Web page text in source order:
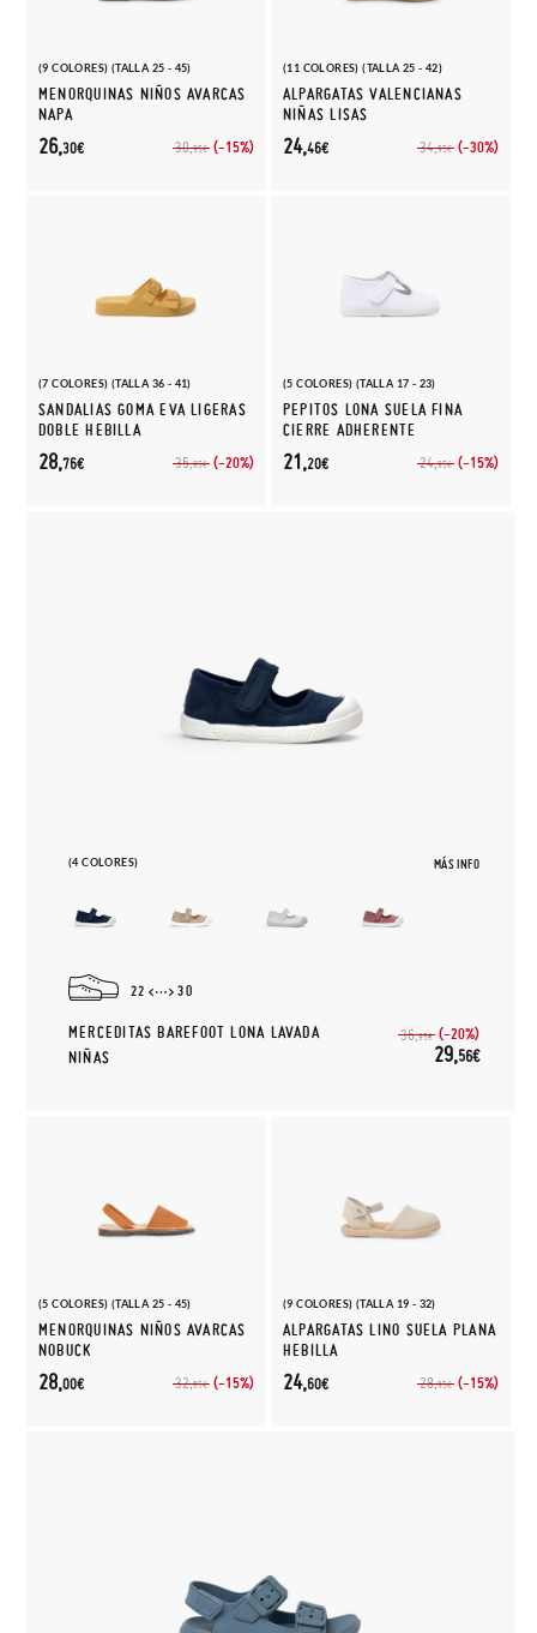
(9 COLORES) (TALLA 25 - 45)
MENORQUINAS NIÑOS AVARCAS
NAPA
30,95€ (-15%)
26,30€
(11 COLORES) (TALLA 25 - 42)
ALPARGATAS VALENCIANAS
NIÑAS LISAS
34,95€ (-30%)
24,46€
(7 COLORES) (TALLA 36 - 41)
SANDALIAS GOMA EVA LIGERAS
DOBLE HEBILLA
35,95€ (-20%)
28,76€
(5 COLORES) (TALLA 17 - 23)
PEPITOS LONA SUELA FINA
CIERRE ADHERENTE
24,95€ (-15%)
21,20€
(4 COLORES) MÁS INFO
22 30
MERCEDITAS BAREFOOT LONA LAVADA
NIÑAS
36,95€ (-20%)
29,56€
(5 COLORES) (TALLA 25 - 45)
MENORQUINAS NIÑOS AVARCAS
NOBUCK
32,95€ (-15%)
28,00€
(9 COLORES) (TALLA 19 - 32)
ALPARGATAS LINO SUELA PLANA
HEBILLA
28,95€ (-15%)
24,60€